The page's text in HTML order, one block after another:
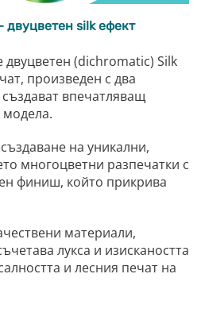
двуцветен silk ефект
двуцветен (dichromatic) Silk
произведен с два
впечатляващ
модела.
на уникални,
многоцветни разпечатки с
финиш, който прикрива
материали,
лукса и изискаността
и лесния печат на